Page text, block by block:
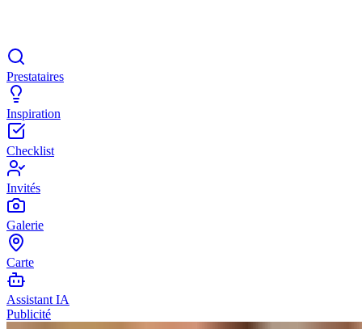
Prestataires
Inspiration
Checklist
Invités
Galerie
Carte
Assistant IA
Publicité